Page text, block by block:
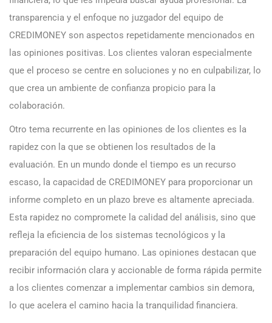
transparencia y el enfoque no juzgador del equipo de
CREDIMONEY son aspectos repetidamente mencionados en
las opiniones positivas. Los clientes valoran especialmente
que el proceso se centre en soluciones y no en culpabilizar, lo
que crea un ambiente de confianza propicio para la
colaboración.
Otro tema recurrente en las opiniones de los clientes es la
rapidez con la que se obtienen los resultados de la
evaluación. En un mundo donde el tiempo es un recurso
escaso, la capacidad de CREDIMONEY para proporcionar un
informe completo en un plazo breve es altamente apreciada.
Esta rapidez no compromete la calidad del análisis, sino que
refleja la eficiencia de los sistemas tecnológicos y la
preparación del equipo humano. Las opiniones destacan que
recibir información clara y accionable de forma rápida permite
a los clientes comenzar a implementar cambios sin demora,
lo que acelera el camino hacia la tranquilidad financiera.